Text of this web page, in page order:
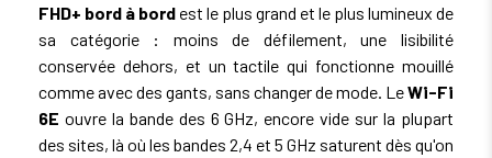
FHD+ bord à bord est le plus grand et le plus lumineux de
sa catégorie : moins de défilement, une lisibilité
conservée dehors, et un tactile qui fonctionne mouillé
comme avec des gants, sans changer de mode. LeWi-Fi
6E ouvre la bande des 6 GHz, encore vide sur la plupart
des sites, là où les bandes 2,4 et 5 GHz saturent dès qu'on